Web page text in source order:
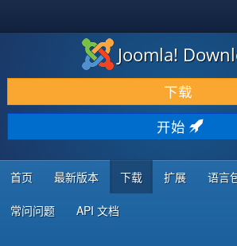
下载 & 扩展
发现 & 学习
社区 & 支持
开发者资源
Joomla!
下载
开始
首页 最新版本 下载 扩展 语言
常问问题 API 文档